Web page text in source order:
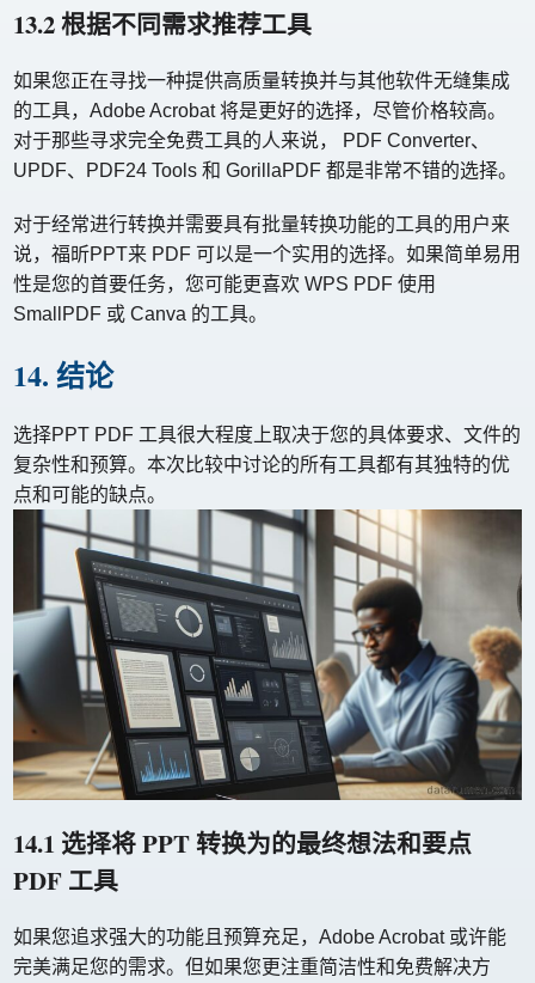
13.2 根据不同需求推荐工具
如果您正在寻找一种提供高质量转换并与其他软件无缝集成
的工具，Adobe Acrobat 将是更好的选择，尽管价格较高。
对于那些寻求完全免费工具的人来说， PDF Converter、
UPDF、PDF24 Tools 和 GorillaPDF 都是非常不错的选择。
对于经常进行转换并需要具有批量转换功能的工具的用户来
说，福昕PPT来 PDF 可以是一个实用的选择。如果简单易用
性是您的首要任务，您可能更喜欢 WPS PDF 使用
SmallPDF 或 Canva 的工具。
14. 结论
选择PPT PDF 工具很大程度上取决于您的具体要求、文件的
复杂性和预算。本次比较中讨论的所有工具都有其独特的优
点和可能的缺点。
14.1 选择将 PPT 转换为的最终想法和要点
PDF 工具
如果您追求强大的功能且预算充足，Adobe Acrobat 或许能
完美满足您的需求。但如果您更注重简洁性和免费解决方